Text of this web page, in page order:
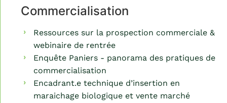
Commercialisation
Ressources sur la prospection commerciale &
webinaire de rentrée
Enquête Paniers - panorama des pratiques de
commercialisation
Encadrant.e technique d’insertion en
maraichage biologique et vente marché